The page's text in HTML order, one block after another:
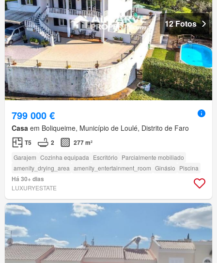
12 Fotos
799 000 €
Casa em Boliqueime, Município de Loulé, Distrito de Faro
T5 2 277 m²
Garajem Cozinha equipada Escritório Parcialmente mobiliado
amenity_drying_area amenity_entertainment_room Ginásio Piscina
Há 30+ dias
LUXURYESTATE